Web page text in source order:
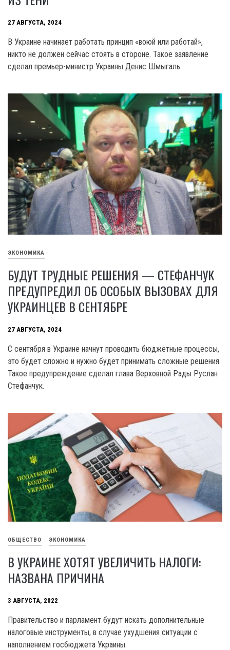
27 АВГУСТА, 2024
B Украине начинает работать принцип «воюй или работай»,
никто не должен сейчас стоять в стороне. Такое заявление
сделал премьер-министр Украины Денис Шмыгаль.
ЭКОНОМИКА
БУДУТ ТРУДНЫЕ РЕШЕНИЯ — СТЕФАНЧУК
ПРЕДУПРЕДИЛ ОБ ОСОБЫХ ВЫЗОВАХ ДЛЯ
УКРАИНЦЕВ В СЕНТЯБРЕ
27 АВГУСТА, 2024
C сентября в Украине начнут проводить бюджетные процессы,
это будет сложно и нужно будет принимать сложные решения.
Такое предупреждение сделал глава Верховной Рады Руслан
Стефанчук.
ОБЩЕСТВО ЭКОНОМИКА
В УКРАИНЕ ХОТЯТ УВЕЛИЧИТЬ НАЛОГИ:
НАЗВАНА ПРИЧИНА
3 АВГУСТА, 2022
Правительство и парламент будут искать дополнительные
налоговые инструменты, в случае ухудшения ситуации с
наполнением госбюджета Украины.